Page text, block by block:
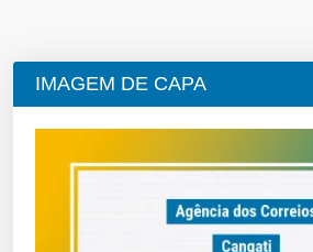
IMAGEM DE CAPA